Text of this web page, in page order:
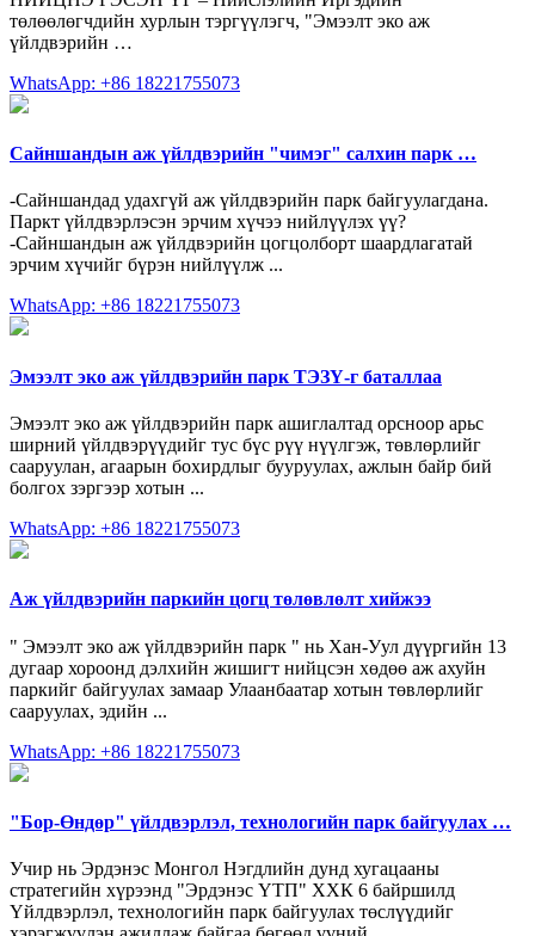
төлөөлөгчдийн хурлын тэргүүлэгч, "Эмээлт эко аж
үйлдвэрийн …
WhatsApp: +86 18221755073
Сайншандын аж үйлдвэрийн "чимэг" салхин парк …
-Сайншандад удахгүй аж үйлдвэрийн парк бай­гуулагдана.
Паркт үйлд­вэрлэсэн эрчим хүчээ ний­лүүлэх үү?
-Сайншандын аж үйлд­вэрийн цогцолборт шаард­лага­тай
эрчим хүчийг бү­рэн нийлүүлж ...
WhatsApp: +86 18221755073
Эмээлт эко аж үйлдвэрийн парк ТЭЗҮ-г баталлаа
Эмээлт эко аж үйлдвэрийн парк ашиглалтад орсноор арьс
ширний үйлдвэрүүдийг тус бүс рүү нүүлгэж, төвлөрлийг
сааруулан, агаарын бохирдлыг бууруулах, ажлын байр бий
болгох зэргээр хотын ...
WhatsApp: +86 18221755073
Аж үйлдвэрийн паркийн цогц төлөвлөлт хийжээ
" Эмээлт эко аж үйлдвэрийн парк " нь Хан-Уул дүүргийн 13
дугаар хороонд дэлхийн жишигт нийцсэн хөдөө аж ахуйн
паркийг байгуулах замаар Улаанбаатар хотын төвлөрлийг
сааруулах, эдийн ...
WhatsApp: +86 18221755073
"Бор-Өндөр" үйлдвэрлэл, технологийн парк байгуулах …
Учир нь Эрдэнэс Монгол Нэгдлийн дунд хугацааны
стратегийн хүрээнд "Эрдэнэс ҮТП" ХХК 6 байршилд
Үйлдвэрлэл, технологийн парк байгуулах төслүүдийг